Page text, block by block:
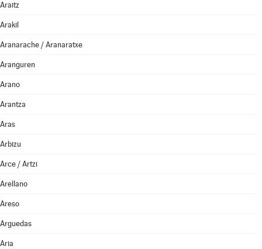
Araitz
Arakil
Aranarache / Aranaratxe
Aranguren
Arano
Arantza
Aras
Arbizu
Arce / Artzi
Arellano
Areso
Arguedas
Aria